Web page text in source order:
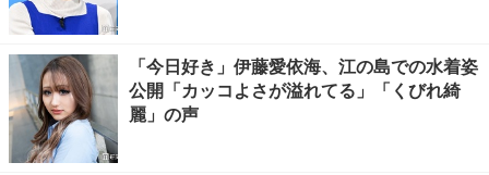
「今日好き」伊藤愛依海、江の島での水着姿
公開「カッコよさが溢れてる」「くびれ綺
麗」の声